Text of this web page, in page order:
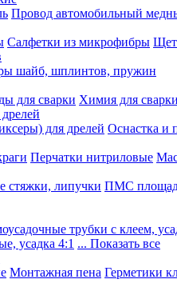
Провод автомобильный
Салфетки из микрофибры
шайб, шплинтов, пружин
для сварки Химия для сварки
для дрелей Оснастка и
Перчатки нитриловые
стяжки, липучки ПМС
трубки с клеем,
усадка 4:1 ... Показать все
Монтажная пена Герметики